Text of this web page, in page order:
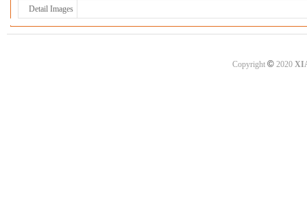
Detail Images
Copyright ©2020